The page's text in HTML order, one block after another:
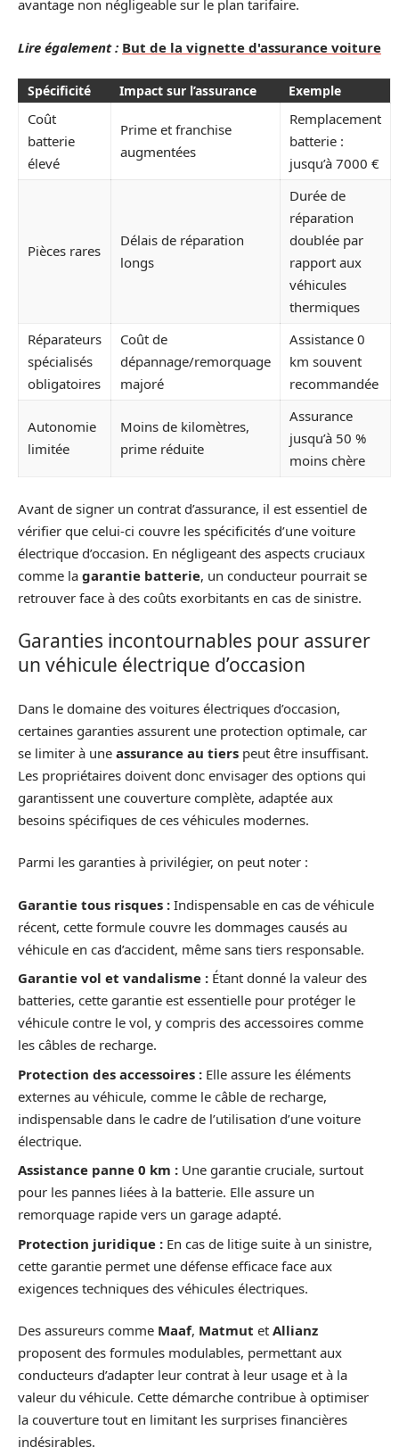
avantage non négligeable sur le plan tarifaire.
Lire également : But de la vignette d'assurance voiture
Spécificité Impact sur l’assurance Exemple
Coût
batterie
élevé
Prime et franchise
augmentées
Remplacement
batterie :
jusqu’à 7000 €
Pièces rares
Délais de réparation
longs
Durée de
réparation
doublée par
rapport aux
véhicules
thermiques
Réparateurs
spécialisés
obligatoires
Coût de
dépannage/remorquage
majoré
Assistance 0
km souvent
recommandée
Autonomie
limitée
Moins de kilomètres,
prime réduite
Assurance
jusqu’à 50 %
moins chère
Avant de signer un contrat d’assurance, il est essentiel de
vérifier que celui-ci couvre les spécificités d’une voiture
électrique d’occasion. En négligeant des aspects cruciaux
comme la garantie batterie, un conducteur pourrait se
retrouver face à des coûts exorbitants en cas de sinistre.
Garanties incontournables pour assurer
un véhicule électrique d’occasion
Dans le domaine des voitures électriques d’occasion,
certaines garanties assurent une protection optimale, car
se limiter à une assurance au tiers peut être insuffisant.
Les propriétaires doivent donc envisager des options qui
garantissent une couverture complète, adaptée aux
besoins spécifiques de ces véhicules modernes.
Parmi les garanties à privilégier, on peut noter :
Garantie tous risques : Indispensable en cas de véhicule
récent, cette formule couvre les dommages causés au
véhicule en cas d’accident, même sans tiers responsable.
Garantie vol et vandalisme : Étant donné la valeur des
batteries, cette garantie est essentielle pour protéger le
véhicule contre le vol, y compris des accessoires comme
les câbles de recharge.
Protection des accessoires : Elle assure les éléments
externes au véhicule, comme le câble de recharge,
indispensable dans le cadre de l’utilisation d’une voiture
électrique.
Assistance panne 0 km : Une garantie cruciale, surtout
pour les pannes liées à la batterie. Elle assure un
remorquage rapide vers un garage adapté.
Protection juridique : En cas de litige suite à un sinistre,
cette garantie permet une défense efficace face aux
exigences techniques des véhicules électriques.
Des assureurs comme Maaf, Matmut et Allianz
proposent des formules modulables, permettant aux
conducteurs d’adapter leur contrat à leur usage et à la
valeur du véhicule. Cette démarche contribue à optimiser
la couverture tout en limitant les surprises financières
indésirables.